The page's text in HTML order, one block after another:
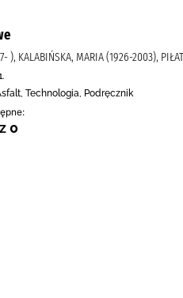
), KALABIŃSKA, MARIA (1926-2003),
Technologia, Podręcznik
0